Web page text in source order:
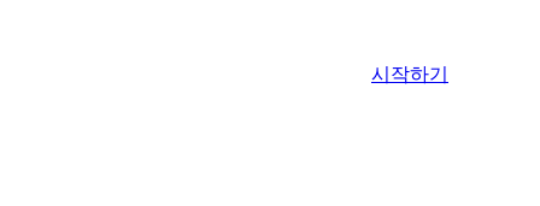
시작하기